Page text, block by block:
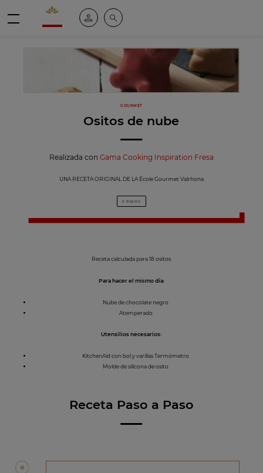
Valrhona - Imaginons le meilleur du chocolat
Mi cuentaBuscar
GOURMET
Ositos de nube
Realizada con Gama Cooking Inspiration Fresa
UNA RECETA ORIGINAL DE LA École Gourmet Valrhona
2 PASOS
Receta calculada para 18 ositos
Para hacer el mismo día:
Nube de chocolate negro
Atemperado
Utensilios necesarios:
KitchenAid con bol y varillas Termómetro
Molde de silicona de osito
Receta Paso a Paso